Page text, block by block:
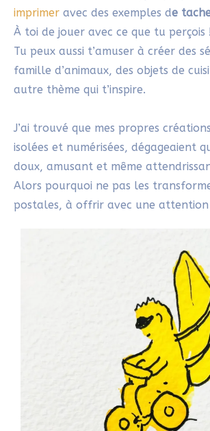
C’est un peu comme chercher
familières dans les nuages qui
28/04/2025 À 21H55
Merci beaucoup pour ton
C’est exactement cet esprit
d’émerveillement que le
BENI D'ÉVEIL DES
28/04/2025 À 10H10
Merci pour ton article très
Créer à partir de taches avec un
intuitif, voilà une très bonne